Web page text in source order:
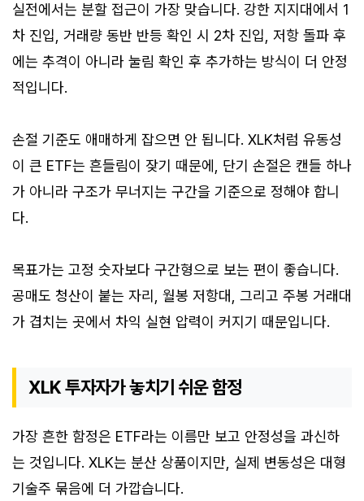
실전에서는 분할 접근이 가장 맞습니다. 강한 지지대에서 1
차 진입, 거래량 동반 반등 확인 시 2차 진입, 저항 돌파 후
에는 추격이 아니라 눌림 확인 후 추가하는 방식이 더 안정
적입니다.
손절 기준도 애매하게 잡으면 안 됩니다. XLK처럼 유동성
이 큰 ETF는 흔들림이 잦기 때문에, 단기 손절은 캔들 하나
가 아니라 구조가 무너지는 구간을 기준으로 정해야 합니
다.
목표가는 고정 숫자보다 구간형으로 보는 편이 좋습니다.
공매도 청산이 붙는 자리, 월봉 저항대, 그리고 주봉 거래대
가 겹치는 곳에서 차익 실현 압력이 커지기 때문입니다.
XLK 투자자가 놓치기 쉬운 함정
가장 흔한 함정은 ETF라는 이름만 보고 안정성을 과신하
는 것입니다. XLK는 분산 상품이지만, 실제 변동성은 대형
기술주 묶음에 더 가깝습니다.